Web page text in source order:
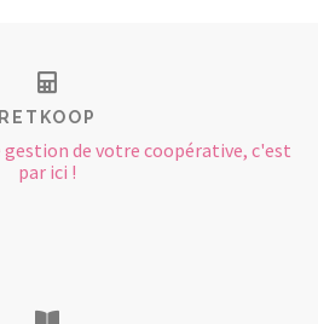
RETKOOP
gestion de votre coopérative, c'est
par ici !